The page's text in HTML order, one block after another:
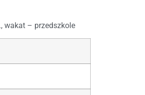
wakat – przedszkole